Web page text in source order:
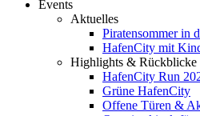
Events
Aktuelles
Piratensommer in
HafenCity mit
Highlights & Rückblicke
HafenCity Run
Grüne HafenCity
Offene Türen &